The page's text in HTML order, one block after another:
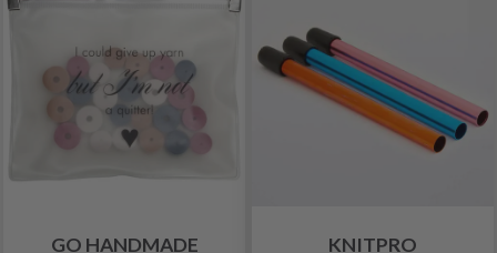
GO HANDMADE
KNITPRO